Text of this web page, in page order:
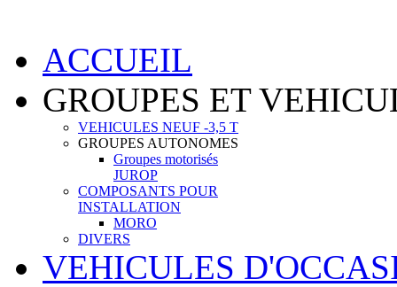
ACCUEIL
GROUPES ET
VEHICULES NEUF -3,5 T
GROUPES AUTONOMES
Groupes motorisés
JUROP
COMPOSANTS POUR
INSTALLATION
MORO
DIVERS
VEHICULES